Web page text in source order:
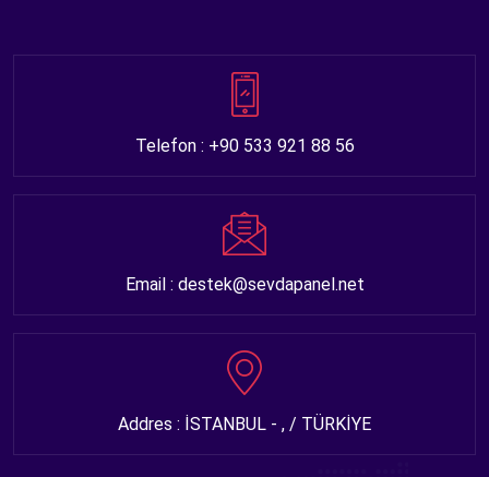
Telefon : +90 533 921 88 56
Email : destek@sevdapanel.net
Addres : İSTANBUL - , / TÜRKİYE